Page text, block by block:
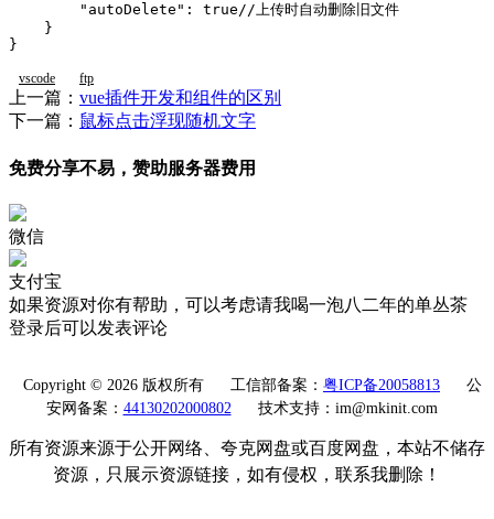
        "autoDelete": true//上传时自动删除旧文件
    }
vscode ftp
上一篇： vue插件开发和组件的区别
下一篇： 鼠标点击浮现随机文字
免费分享不易，赞助服务器费用
微信
支付宝
如果资源对你有帮助，可以考虑请我喝一泡八二年的单丛茶
登录后可以发表评论
Copyright © 2026 版权所有 工信部备案： 粤ICP备20058813
公
安网备案： 44130202000802 技术支持：im@mkinit.com
所有资源来源于公开网络、夸克网盘或百度网盘，本站不储存
资源，只展示资源链接，如有侵权，联系我删除！